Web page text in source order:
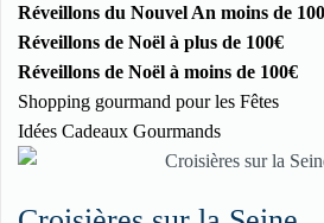
Réveillons du Nouvel An moins de
Réveillons de Noël à plus de 100€
Réveillons de Noël à moins de 100€
Shopping gourmand pour les Fêtes
Idées Cadeaux Gourmands